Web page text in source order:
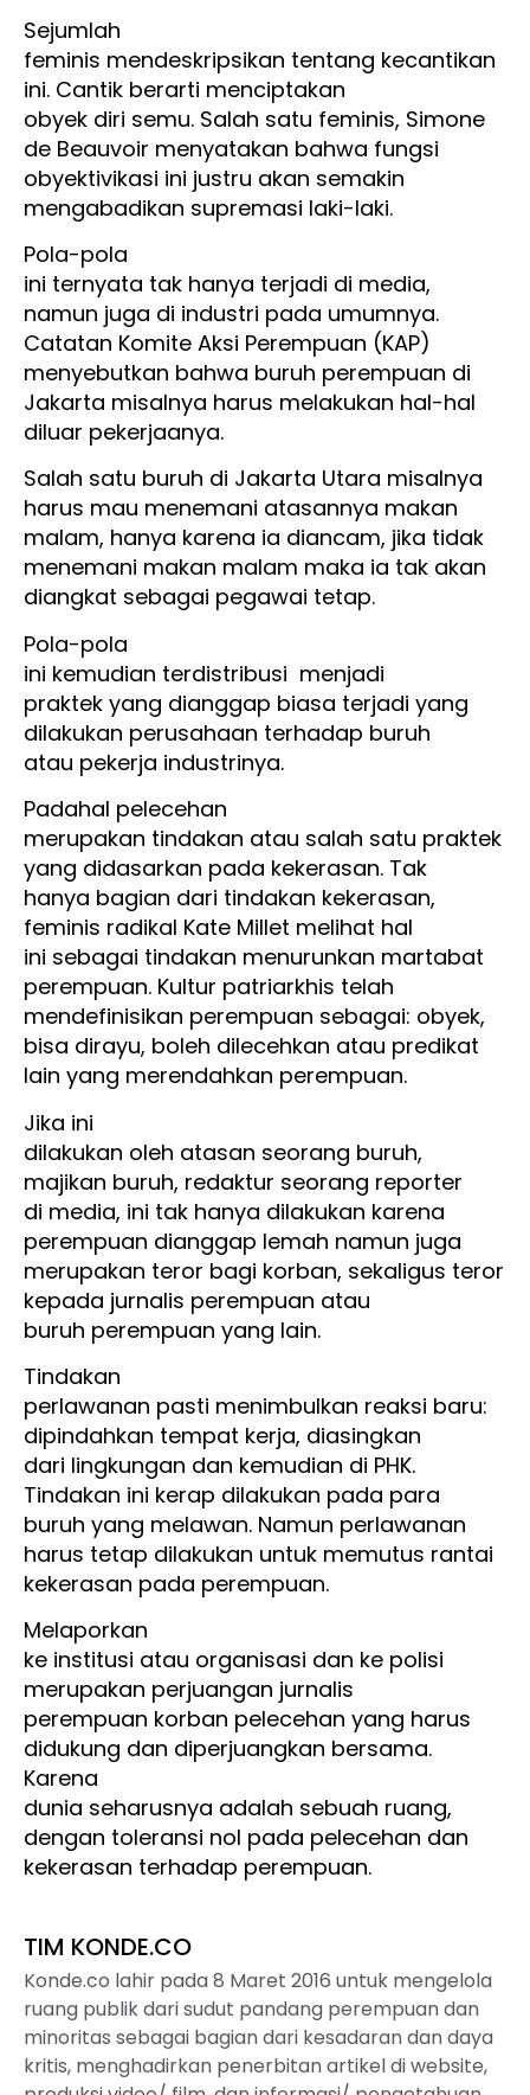
Sejumlah
feminis mendeskripsikan tentang kecantikan
ini. Cantik berarti menciptakan
obyek diri semu. Salah satu feminis, Simone
de Beauvoir menyatakan bahwa fungsi
obyektivikasi ini justru akan semakin
mengabadikan supremasi laki-laki.
Pola-pola
ini ternyata tak hanya terjadi di media,
namun juga di industri pada umumnya.
Catatan Komite Aksi Perempuan (KAP)
menyebutkan bahwa buruh perempuan di
Jakarta misalnya harus melakukan hal-hal
diluar pekerjaanya.
Salah satu buruh di Jakarta Utara misalnya
harus mau menemani atasannya makan
malam, hanya karena ia diancam, jika tidak
menemani makan malam maka ia tak akan
diangkat sebagai pegawai tetap.
Pola-pola
ini kemudian terdistribusi menjadi
praktek yang dianggap biasa terjadi yang
dilakukan perusahaan terhadap buruh
atau pekerja industrinya.
Padahal pelecehan
merupakan tindakan atau salah satu praktek
yang didasarkan pada kekerasan. Tak
hanya bagian dari tindakan kekerasan,
feminis radikal Kate Millet melihat hal
ini sebagai tindakan menurunkan martabat
perempuan. Kultur patriarkhis telah
mendefinisikan perempuan sebagai: obyek,
bisa dirayu, boleh dilecehkan atau predikat
lain yang merendahkan perempuan.
Jika ini
dilakukan oleh atasan seorang buruh,
majikan buruh, redaktur seorang reporter
di media, ini tak hanya dilakukan karena
perempuan dianggap lemah namun juga
merupakan teror bagi korban, sekaligus teror
kepada jurnalis perempuan atau
buruh perempuan yang lain.
Tindakan
perlawanan pasti menimbulkan reaksi baru:
dipindahkan tempat kerja, diasingkan
dari lingkungan dan kemudian di PHK.
Tindakan ini kerap dilakukan pada para
buruh yang melawan. Namun perlawanan
harus tetap dilakukan untuk memutus rantai
kekerasan pada perempuan.
Melaporkan
ke institusi atau organisasi dan ke polisi
merupakan perjuangan jurnalis
perempuan korban pelecehan yang harus
didukung dan diperjuangkan bersama.
Karena
dunia seharusnya adalah sebuah ruang,
dengan toleransi nol pada pelecehan dan
kekerasan terhadap perempuan.
TIM KONDE.CO
Konde.co lahir pada 8 Maret 2016 untuk mengelola
ruang publik dari sudut pandang perempuan dan
minoritas sebagai bagian dari kesadaran dan daya
kritis, menghadirkan penerbitan artikel di website,